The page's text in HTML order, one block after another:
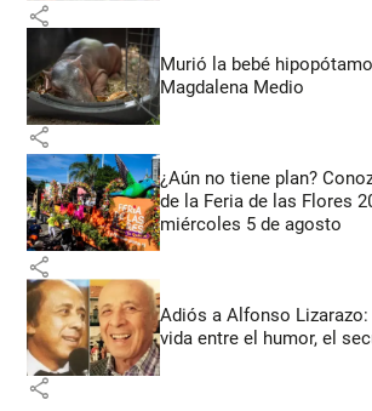
share
Murió la bebé
Magdalena Medio
share
¿Aún no tiene plan?
de la Feria de las Flores
miércoles 5 de agosto
share
Adiós a Alfonso
vida entre el humor, el
share